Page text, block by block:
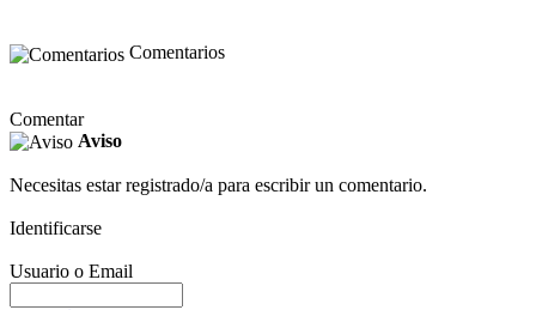
Comentarios
Comentar
Aviso
Necesitas estar registrado/a para escribir un comentario.
Identificarse
Usuario o Email